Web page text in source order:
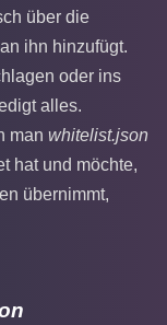
über die
ihn hinzufügt.
oder ins
alles.
man whitelist.json
hat und möchte,
übernimmt,